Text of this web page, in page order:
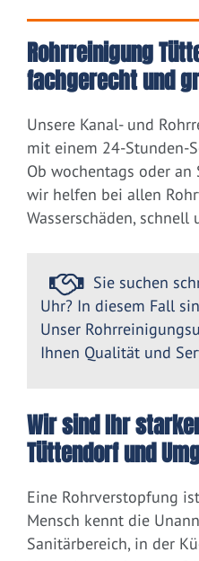
Rohrreinigung
fachgerecht und
Unsere Kanal- und
mit einem 24-Stunden-
Ob wochentags oder an
wir helfen bei allen
Wasserschäden,
Sie suchen
Uhr? In diesem Fall
Unser
Ihnen Qualität und
Wir sind Ihr
Tüttendorf und
Eine Rohrverstopfung
Mensch kennt die
Sanitärbereich, in der